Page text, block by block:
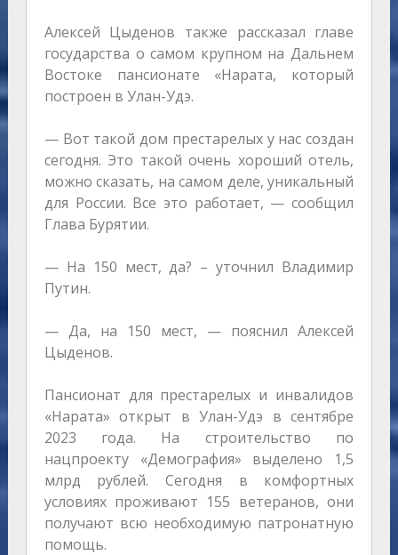
Алексей Цыденов также рассказал главе
государства о самом крупном на Дальнем
Востоке пансионате «Нарата, который
построен в Улан-Удэ.
— Вот такой дом престарелых у нас создан
сегодня. Это такой очень хороший отель,
можно сказать, на самом деле, уникальный
для России. Все это работает, — сообщил
Глава Бурятии.
— На 150 мест, да? – уточнил Владимир
Путин.
— Да, на 150 мест, — пояснил Алексей
Цыденов.
Пансионат для престарелых и инвалидов
«Нарата» открыт в Улан-Удэ в сентябре
2023 года. На строительство по
нацпроекту «Демография» выделено 1,5
млрд рублей. Сегодня в комфортных
условиях проживают 155 ветеранов, они
получают всю необходимую патронатную
помощь.